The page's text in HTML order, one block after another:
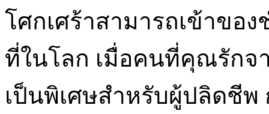
โศกเศร้าสามารถเข้าขอ
ที่ในโลก เมื่อคนที่คุณรักจ
เป็นพิเศษสำหรับผู้ปลิดชีพ